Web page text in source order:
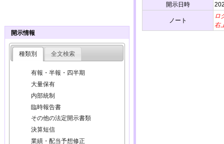
開示日時
ノート
ロ
右
開示情報
種類別 全文検索
有報・半報・四半期
大量保有
内部統制
臨時報告書
その他の法定開示書類
決算短信
業績・配当予想修正